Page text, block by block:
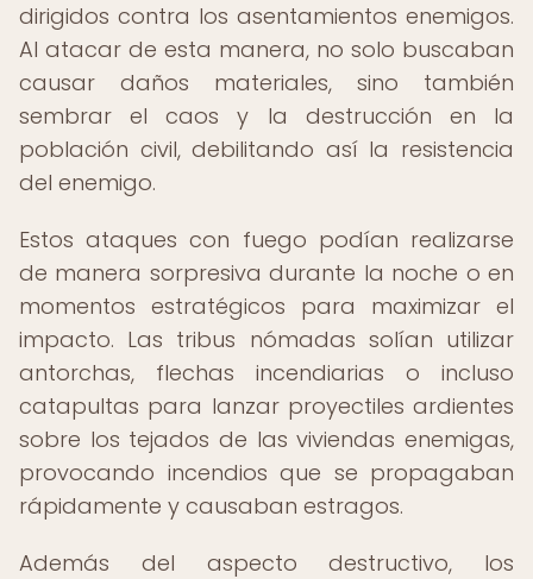
dirigidos contra los asentamientos enemigos.
Al atacar de esta manera, no solo buscaban
causar daños materiales, sino también
sembrar el caos y la destrucción en la
población civil, debilitando así la resistencia
del enemigo.
Estos ataques con fuego podían realizarse
de manera sorpresiva durante la noche o en
momentos estratégicos para maximizar el
impacto. Las tribus nómadas solían utilizar
antorchas, flechas incendiarias o incluso
catapultas para lanzar proyectiles ardientes
sobre los tejados de las viviendas enemigas,
provocando incendios que se propagaban
rápidamente y causaban estragos.
Además del aspecto destructivo, los